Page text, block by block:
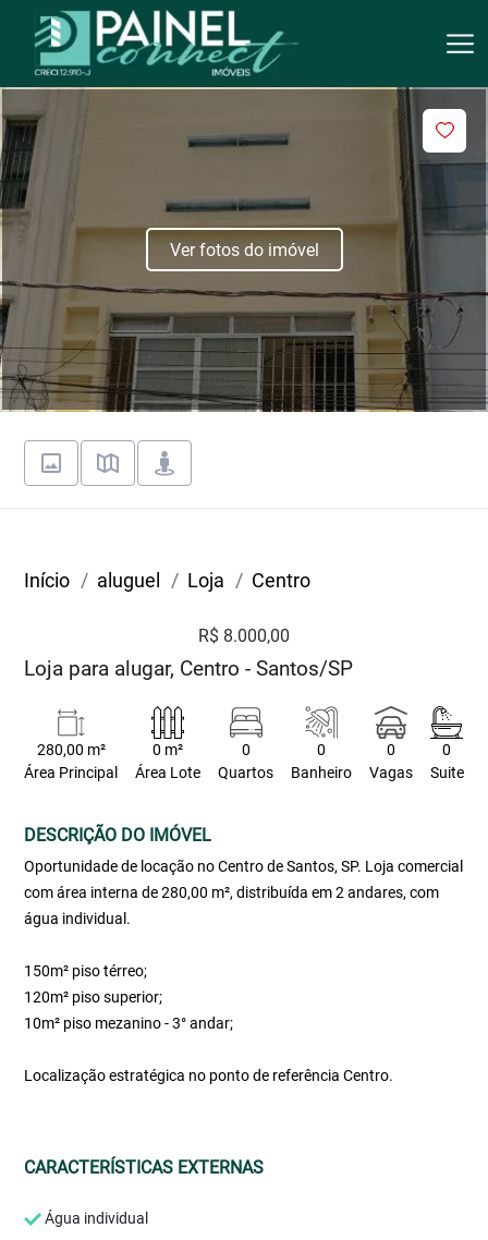
Ver fotos do imóvel
Início aluguel Loja Centro
R$ 8.000,00
Loja para alugar, Centro - Santos/SP
280,00 m²
Área Principal
0 m²
Área Lote
0
Quartos
0
Banheiro
0
Vagas
0
Suite
DESCRIÇÃO DO IMÓVEL
Oportunidade de locação no Centro de Santos, SP. Loja comercial
com área interna de 280,00 m², distribuída em 2 andares, com
água individual.
150m² piso térreo;
120m² piso superior;
10m² piso mezanino - 3° andar;
Localização estratégica no ponto de referência Centro.
CARACTERÍSTICAS EXTERNAS
Água individual